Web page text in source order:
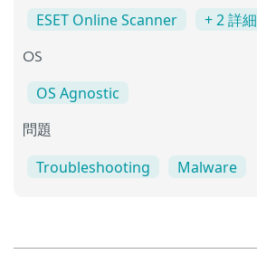
ESET Online Scanner
+ 2 詳細
OS
OS Agnostic
問題
Troubleshooting Malware